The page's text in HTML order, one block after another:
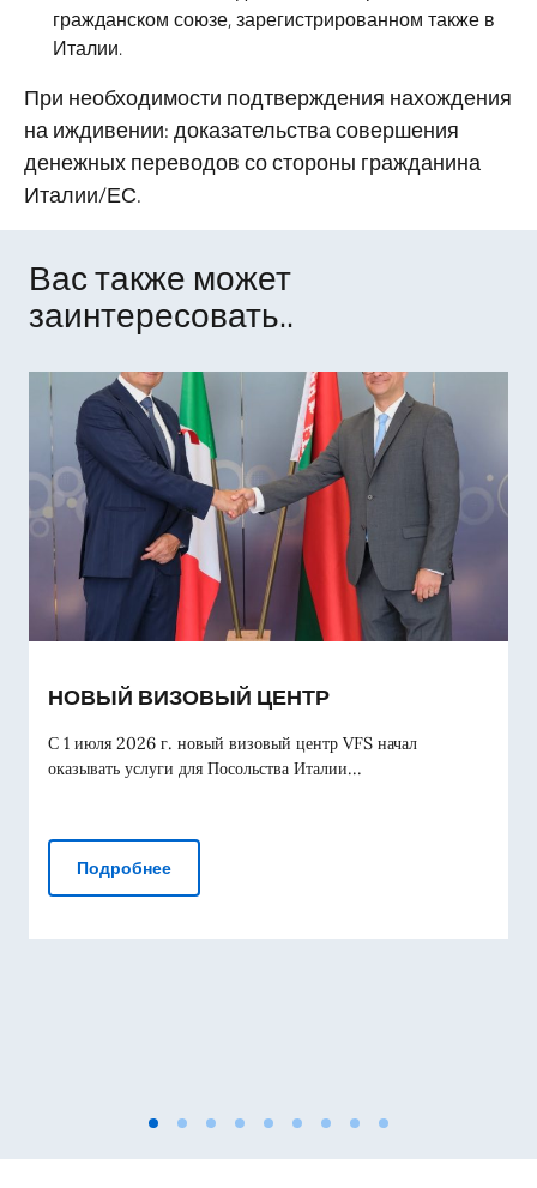
гражданском союзе, зарегистрированном также в
Италии.
При необходимости подтверждения нахождения
на иждивении: доказательства совершения
денежных переводов со стороны гражданина
Италии/ЕС.
Вас также может
заинтересовать..
НОВЫЙ ВИЗОВЫЙ ЦЕНТР
С 1 июля 2026 г. новый визовый центр VFS начал
оказывать услуги для Посольства Италии...
ПодробнееНОВЫЙ ВИЗОВЫЙ ЦЕНТР